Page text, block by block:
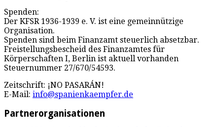
Spenden:
Der KFSR 1936-1939 e. V. ist eine gemeinnützige
Organisation.
Spenden sind beim Finanzamt steuerlich absetzbar.
Freistellungsbescheid des Finanzamtes für
Körperschaften I, Berlin ist aktuell vorhanden
Steuernummer 27/670/54593.
Zeitschrift: ¡NO PASARÁN!
E-Mail: info@spanienkaempfer.de
Partnerorganisationen